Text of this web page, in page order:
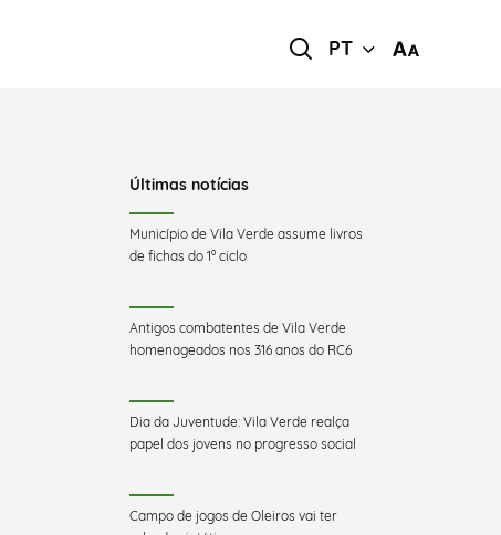
PT
Últimas notícias
Município de Vila Verde assume livros
de fichas do 1º ciclo
Antigos combatentes de Vila Verde
homenageados nos 316 anos do RC6
Dia da Juventude: Vila Verde realça
papel dos jovens no progresso social
Campo de jogos de Oleiros vai ter